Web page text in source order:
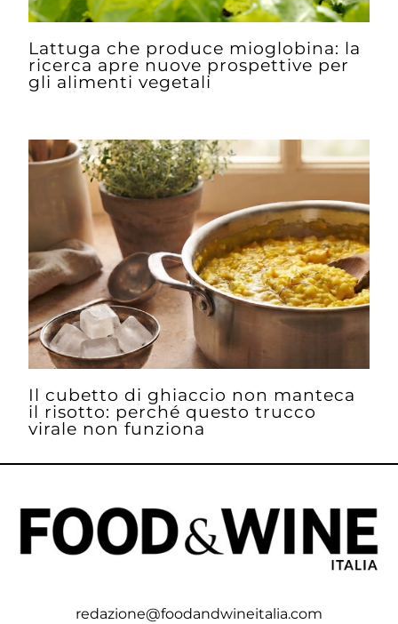
Lattuga che produce mioglobina: la
ricerca apre nuove prospettive per
gli alimenti vegetali
Il cubetto di ghiaccio non manteca
il risotto: perché questo trucco
virale non funziona
redazione@foodandwineitalia.com